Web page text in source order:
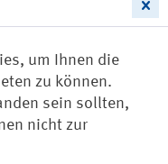
um Ihnen die
zu können.
sein sollten,
nicht zur